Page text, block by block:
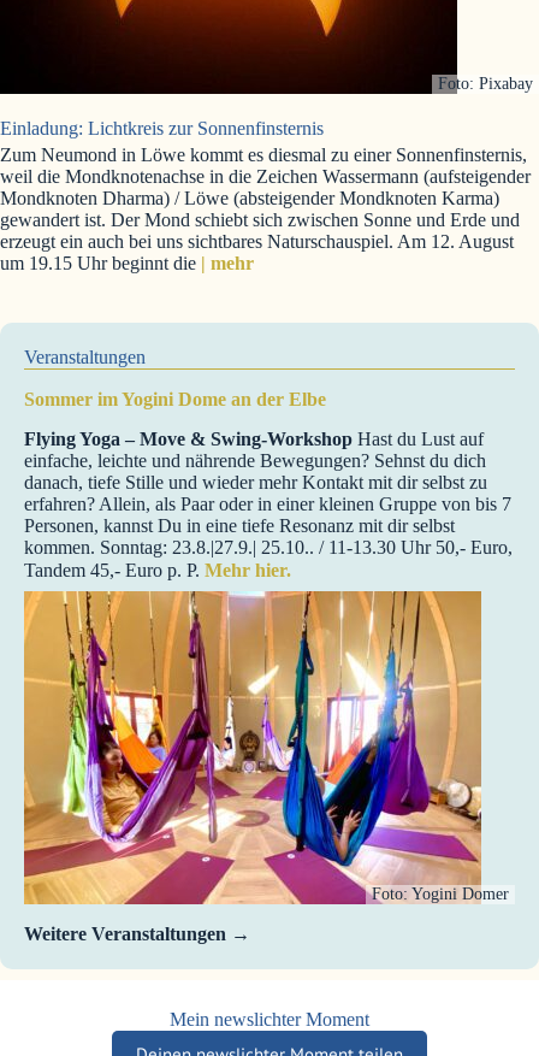
Foto: Pixabay
Einladung: Lichtkreis zur Sonnenfinsternis
Zum Neumond in Löwe kommt es diesmal zu einer Sonnenfinsternis,
weil die Mondknotenachse in die Zeichen Wassermann (aufsteigender
Mondknoten Dharma) / Löwe (absteigender Mondknoten Karma)
gewandert ist. Der Mond schiebt sich zwischen Sonne und Erde und
erzeugt ein auch bei uns sichtbares Naturschauspiel. Am 12. August
um 19.15 Uhr beginnt die | mehr
Veranstaltungen
Sommer im Yogini Dome an der Elbe
Flying Yoga – Move & Swing-Workshop Hast du Lust auf
einfache, leichte und nährende Bewegungen? Sehnst du dich
danach, tiefe Stille und wieder mehr Kontakt mit dir selbst zu
erfahren? Allein, als Paar oder in einer kleinen Gruppe von bis 7
Personen, kannst Du in eine tiefe Resonanz mit dir selbst
kommen. Sonntag: 23.8.|27.9.| 25.10.. / 11-13.30 Uhr 50,- Euro,
Tandem 45,- Euro p. P. Mehr hier.
Foto: Yogini Domer
Weitere Veranstaltungen
Mein newslichter Moment